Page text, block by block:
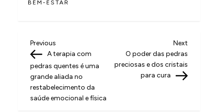
BEM-ESTAR
N
a
v
e
Previous
Post
Previous
A terapia com
pedras quentes é uma
grande aliada no
restabelecimento da
saúde emocional e física
Next
Post
Next
O poder das pedras
preciosas e dos cristais
para cura